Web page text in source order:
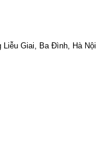
Giai, Ba Đình, Hà Nội